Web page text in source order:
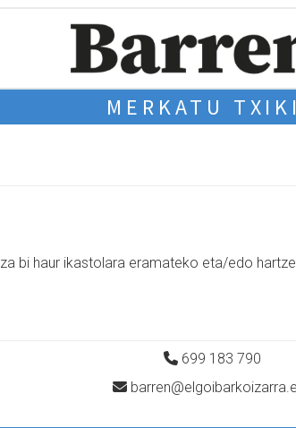
MERKATU
bi haur ikastolara eramateko eta/edo
699 183 790